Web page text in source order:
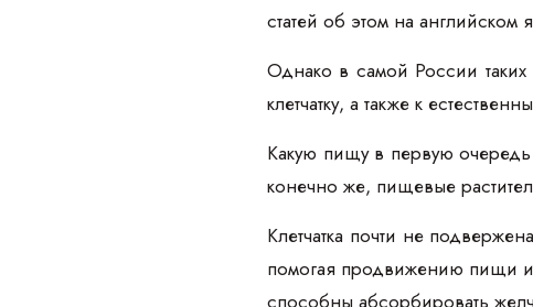
статей об этом на
Однако в самой России
клетчатку, а также к
Какую пищу в первую
конечно же, пищевые
Клетчатка почти не
помогая продвижению пищи и
способны абсорбировать